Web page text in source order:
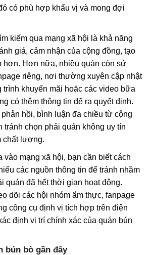
có phù hợp khẩu vị và mong đợi
kiếm qua mạng xã hội là khả năng
giá, cảm nhận của cộng đồng, tạo
hơn. Hơn nữa, nhiều quán còn sử
riêng, nơi thường xuyên cập nhật
khuyến mãi hoặc các video bữa
có thêm thông tin để ra quyết định.
hồi, bình luận đa chiều từ cộng
tránh chọn phải quán không uy tín
chất lượng.
vào mạng xã hội, bạn cần biết cách
các nguồn thông tin để tránh nhầm
quán đã hết thời gian hoạt động.
dõi các hội nhóm ẩm thực, fanpage
công cụ định vị tích hợp trên điện
định vị trí chính xác của quán bún
bún bò gần đây